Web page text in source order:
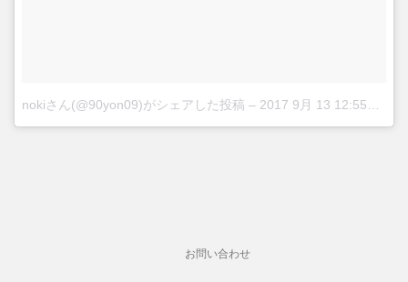
nokiさん(@90yon09)がシェアした投稿 – 2017 9月 13 12:55午前 PDT
お問い合わせ